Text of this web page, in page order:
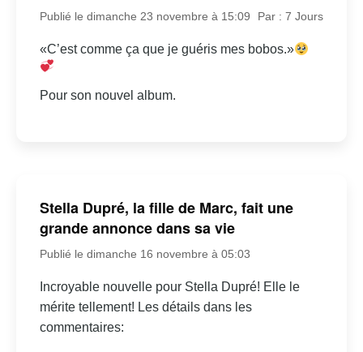
Publié le dimanche 23 novembre à 15:09 Par : 7 Jours
«C’est comme ça que je guéris mes bobos.»
Pour son nouvel album.
Stella Dupré, la fille de Marc, fait une
grande annonce dans sa vie
Publié le dimanche 16 novembre à 05:03
Incroyable nouvelle pour Stella Dupré! Elle le
mérite tellement! Les détails dans les
commentaires: